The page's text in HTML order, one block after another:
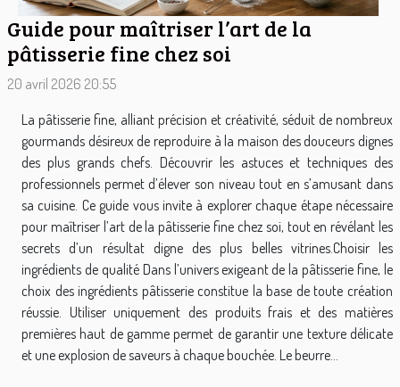
Guide pour maîtriser l’art de la
pâtisserie fine chez soi
20 avril 2026 20:55
La pâtisserie fine, alliant précision et créativité, séduit de nombreux
gourmands désireux de reproduire à la maison des douceurs dignes
des plus grands chefs. Découvrir les astuces et techniques des
professionnels permet d’élever son niveau tout en s’amusant dans
sa cuisine. Ce guide vous invite à explorer chaque étape nécessaire
pour maîtriser l’art de la pâtisserie fine chez soi, tout en révélant les
secrets d’un résultat digne des plus belles vitrines.Choisir les
ingrédients de qualité Dans l’univers exigeant de la pâtisserie fine, le
choix des ingrédients pâtisserie constitue la base de toute création
réussie. Utiliser uniquement des produits frais et des matières
premières haut de gamme permet de garantir une texture délicate
et une explosion de saveurs à chaque bouchée. Le beurre...